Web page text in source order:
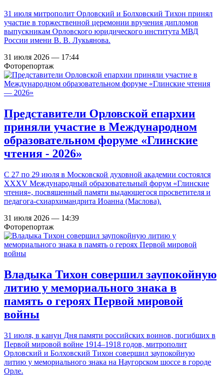
31 июля митрополит Орловский и Болховский Тихон принял
участие в торжественной церемонии вручения дипломов
выпускникам Орловского юридического института МВД
России имени В. В. Лукьянова.
31 июля 2026 — 17:44
Фоторепортаж
Представители Орловской епархии
приняли участие в Международном
образовательном форуме «Глинские
чтения - 2026»
С 27 по 29 июля в Московской духовной академии состоялся
XXXV Международный образовательный форум «Глинские
чтения», посвященный памяти выдающегося просветителя и
педагога-схиархимандрита Иоанна (Маслова).
31 июля 2026 — 14:39
Фоторепортаж
Владыка Тихон совершил заупокойную
литию у мемориального знака в
память о героях Первой мировой
войны
31 июля, в канун Дня памяти российских воинов, погибших в
Первой мировой войне 1914–1918 годов, митрополит
Орловский и Болховский Тихон совершил заупокойную
литию у мемориального знака на Наугорском шоссе в городе
Орле.